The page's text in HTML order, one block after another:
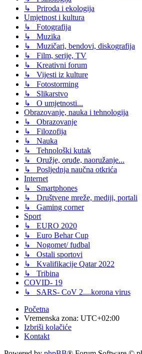
↳ Priroda i ekologija
Umjetnost i kultura
↳ Fotografija
↳ Muzika
↳ Muzičari, bendovi, diskografija
↳ Film, serije, TV
↳ Kreativni forum
↳ Vijesti iz kulture
↳ Fotostorming
↳ Slikarstvo
↳ O umjetnosti...
Obrazovanje, nauka i tehnologija
↳ Obrazovanje
↳ Filozofija
↳ Nauka
↳ Tehnološki kutak
↳ Oružje, oruđe, naoružanje...
↳ Posljednja naučna otkrića
Internet
↳ Smartphones
↳ Društvene mreže, mediji, portali
↳ Gaming corner
Sport
↳ EURO 2020
↳ Euro Behar Cup
↳ Nogomet/ fudbal
↳ Ostali sportovi
↳ Kvalifikacije Qatar 2022
↳ Tribina
COVID- 19
↳ SARS- CoV 2....korona virus
Početna
Vremenska zona: UTC+02:00
Izbriši kolačiće
Kontakt